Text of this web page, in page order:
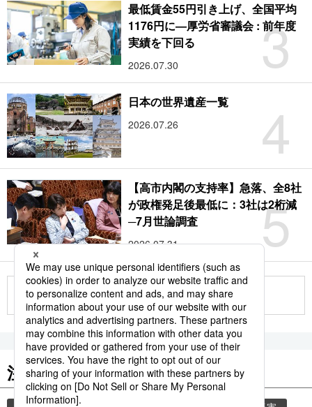
3
最低賃金55円引き上げ、全国平均
1176円に―厚労省審議会 : 前年度
実績を下回る
2026.07.30
4
日本の世界遺産一覧
2026.07.26
5
【高市内閣の支持率】急落、全8社
が政権発足後最低に：3社は2桁減
─7月世論調査
2026.07.31
もっと見る
注目のキーワード